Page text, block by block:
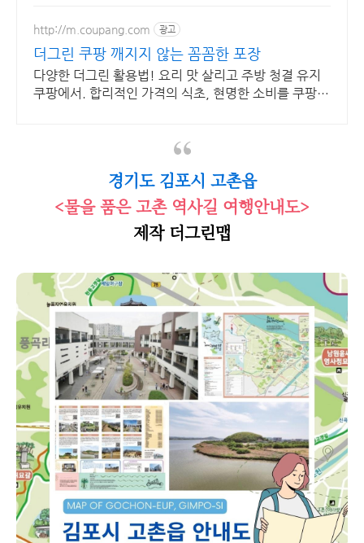
http://m.coupang.com 광고
더그린 쿠팡 깨지지 않는 꼼꼼한 포장
다양한 더그린 활용법! 요리 맛 살리고 주방 청결 유지
쿠팡에서. 합리적인 가격의 식초, 현명한 소비를 쿠팡에
경기도 김포시 고촌읍
<물을 품은 고촌 역사길 여행안내도>
제작 더그린맵